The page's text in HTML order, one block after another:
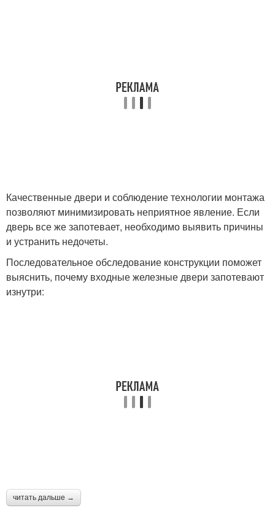
шумоизоляцией
Качественные двери и соблюдение технологии монтажа
позволяют минимизировать неприятное явление. Если
дверь все же запотевает, необходимо выявить причины
и устранить недочеты.
Последовательное обследование конструкции поможет
выяснить, почему входные железные двери запотевают
изнутри:
читать дальше →